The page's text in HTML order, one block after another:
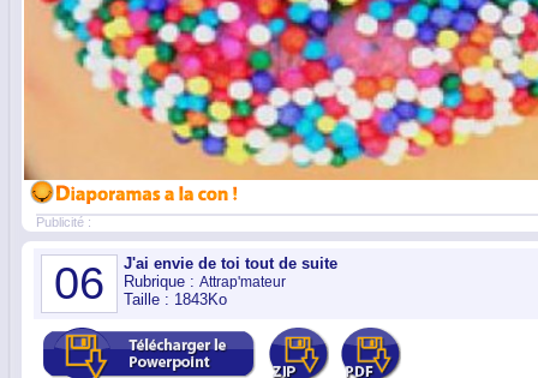
Publicité :
06
J'ai envie de toi tout de suite
Rubrique : Attrap'mateur
Taille : 1843Ko